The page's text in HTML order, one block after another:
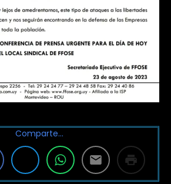
Comparte…